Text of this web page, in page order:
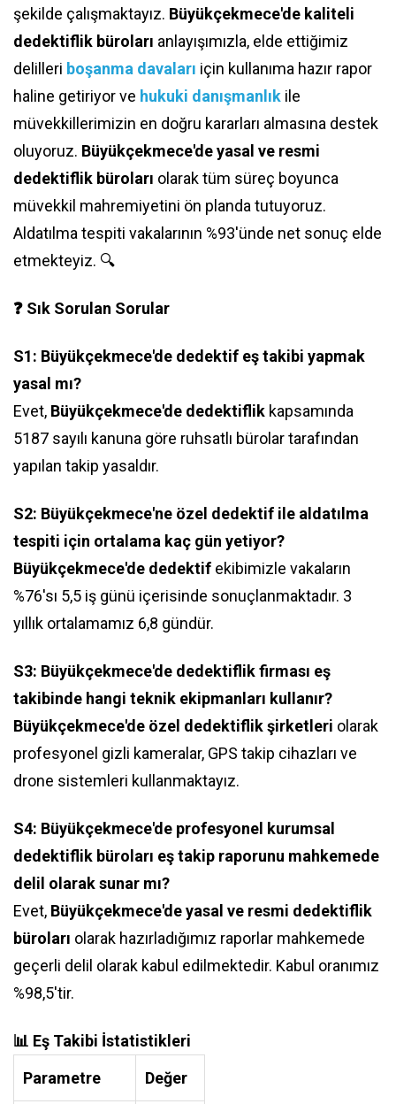
şekilde çalışmaktayız. Büyükçekmece'de kaliteli
dedektiflik büroları anlayışımızla, elde ettiğimiz
delilleri boşanma davaları için kullanıma hazır rapor
haline getiriyor ve hukuki danışmanlık ile
müvekkillerimizin en doğru kararları almasına destek
oluyoruz. Büyükçekmece'de yasal ve resmi
dedektiflik büroları olarak tüm süreç boyunca
müvekkil mahremiyetini ön planda tutuyoruz.
Aldatılma tespiti vakalarının %93'ünde net sonuç elde
etmekteyiz. 🔍
❓ Sık Sorulan Sorular
S1: Büyükçekmece'de dedektif eş takibi yapmak
yasal mı?
Evet, Büyükçekmece'de dedektiflik kapsamında
5187 sayılı kanuna göre ruhsatlı bürolar tarafından
yapılan takip yasaldır.
S2: Büyükçekmece'ne özel dedektif ile aldatılma
tespiti için ortalama kaç gün yetiyor?
Büyükçekmece'de dedektif ekibimizle vakaların
%76'sı 5,5 iş günü içerisinde sonuçlanmaktadır. 3
yıllık ortalamamız 6,8 gündür.
S3: Büyükçekmece'de dedektiflik firması eş
takibinde hangi teknik ekipmanları kullanır?
Büyükçekmece'de özel dedektiflik şirketleri olarak
profesyonel gizli kameralar, GPS takip cihazları ve
drone sistemleri kullanmaktayız.
S4: Büyükçekmece'de profesyonel kurumsal
dedektiflik büroları eş takip raporunu mahkemede
delil olarak sunar mı?
Evet, Büyükçekmece'de yasal ve resmi dedektiflik
büroları olarak hazırladığımız raporlar mahkemede
geçerli delil olarak kabul edilmektedir. Kabul oranımız
%98,5'tir.
📊 Eş Takibi İstatistikleri
Parametre
Değer